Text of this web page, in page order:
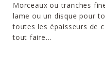
Morceaux ou tranches
lame ou un disque pour
toutes les épaisseurs de
tout faire...